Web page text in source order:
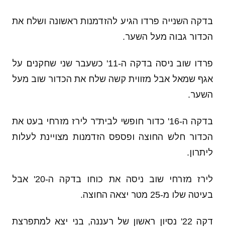
בדקה השנייה פרדו הגיע להזדמנות ראשונה ושלח את
הכדור גבוה מעל השער.
פרדו שוב ניסה בדקה ה-11' כשעבר שני שחקנים על
אגף שמאל אבל מזווית קשה שלח את הכדור שוב מעל
השער.
בדקה ה-16' כדור חופשי לבית"ר לירז מזרחי בעט את
הכדור חלש החוצה ופספס הזדמנות מצויינת לעלות
ליתרון.
לירז מזרחי שוב ניסה את כוחו בדקה ה-20' אבל
בעיטה שלו מ-25 מטר יצאה החוצה.
דקה 22' נסיון ראשון של רעננה, בני יצא למתפרצת